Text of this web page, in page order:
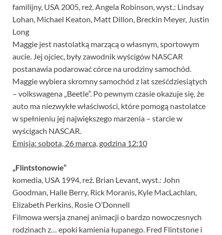
familijny, USA 2005, reż. Angela Robinson, wyst.: Lindsay
Lohan, Michael Keaton, Matt Dillon, Breckin Meyer, Justin
Long
Maggie jest nastolatką marzącą o własnym, sportowym
aucie. Jej ojciec, były zawodnik wyścigów NASCAR
postanawia podarować córce na urodziny samochód.
Maggie wybiera skromny samochód z lat sześćdziesiątych
– volkswagena „Beetle”. Po pewnym czasie okazuje się, że
auto ma niezwykłe właściwości, które pomogą nastolatce
w spełnieniu jej największego marzenia – starcie w
wyścigach NASCAR.
Emisja: sobota, 26 marca, godzina 12:10
„Flintstonowie”
komedia, USA 1994, reż. Brian Levant, wyst.: John
Goodman, Halle Berry, Rick Moranis, Kyle MacLachlan,
Elizabeth Perkins, Rosie O’Donnell
Filmowa wersja znanej animacji o bardzo nowoczesnych
rodzinach z… epoki kamienia łupanego. Fred Flintstone i